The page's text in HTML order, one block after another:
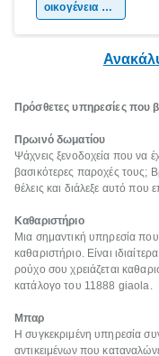
χώρας. Είτεοικογένεια & παιδί
Πρόσθετες υπηρεσίες που
Πρωινό δωματίου
Ψάχνεις ξενοδοχεία που να
βασικότερες παροχές τους;
θέλεις και διάλεξε αυτό που
Καθαριστήριο
Μια σημαντική υπηρεσία που
καθαριστήριο. Είναι
ρούχο σου χρειάζεται
κατάλογο του 11888 giaola.
Μπαρ
Η συγκεκριμένη υπηρεσία
αντικειμένων που